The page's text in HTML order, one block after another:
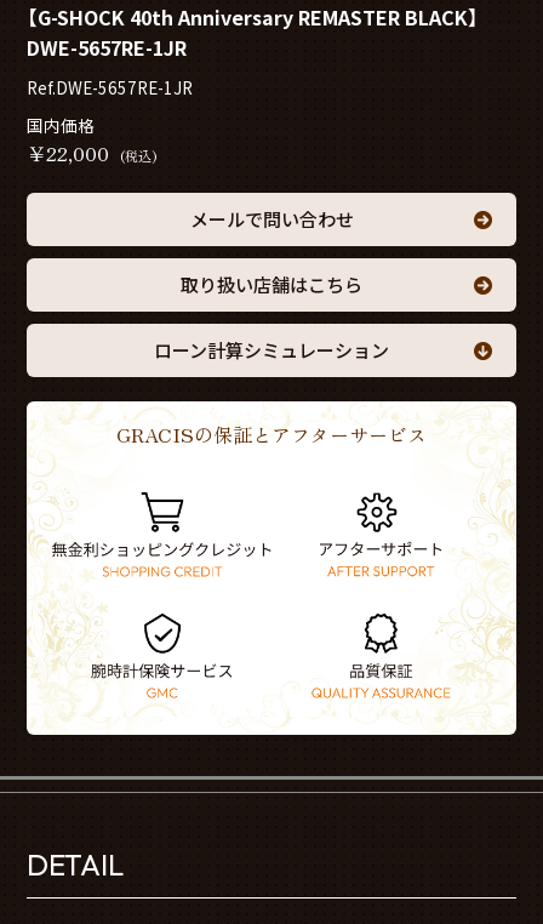
【G-SHOCK 40th Anniversary REMASTER BLACK】
DWE-5657RE-1JR
Ref.DWE-5657RE-1JR
国内価格
￥22,000 (税込)
メールで問い合わせ
取り扱い店舗はこちら
ローン計算シミュレーション
GRACISの保証とアフターサービス
DETAIL